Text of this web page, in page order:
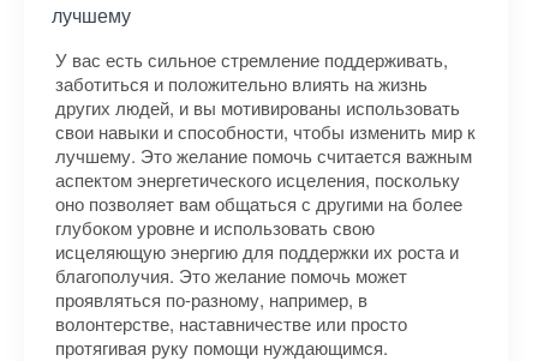
лучшему
У вас есть сильное стремление поддерживать,
заботиться и положительно влиять на жизнь
других людей, и вы мотивированы использовать
свои навыки и способности, чтобы изменить мир к
лучшему. Это желание помочь считается важным
аспектом энергетического исцеления, поскольку
оно позволяет вам общаться с другими на более
глубоком уровне и использовать свою
исцеляющую энергию для поддержки их роста и
благополучия. Это желание помочь может
проявляться по-разному, например, в
волонтерстве, наставничестве или просто
протягивая руку помощи нуждающимся.